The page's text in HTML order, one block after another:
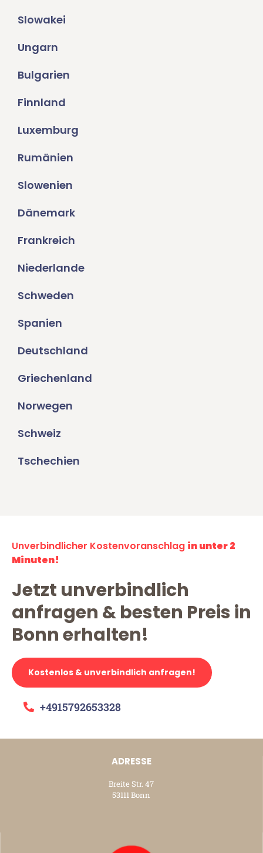
Slowakei
Ungarn
Bulgarien
Finnland
Luxemburg
Rumänien
Slowenien
Dänemark
Frankreich
Niederlande
Schweden
Spanien
Deutschland
Griechenland
Norwegen
Schweiz
Tschechien
Unverbindlicher Kostenvoranschlag in unter 2
Minuten!
Jetzt unverbindlich
anfragen & besten Preis in
Bonn erhalten!
Kostenlos & unverbindlich anfragen!
+4915792653328
ADRESSE
Breite Str. 47
53111 Bonn